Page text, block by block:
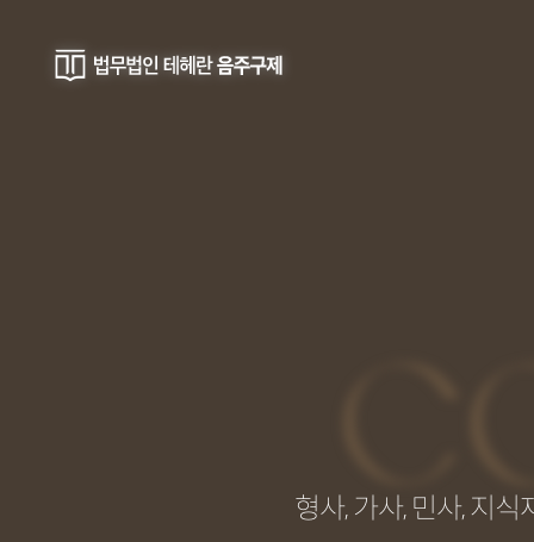
형사, 가사, 민사, 지